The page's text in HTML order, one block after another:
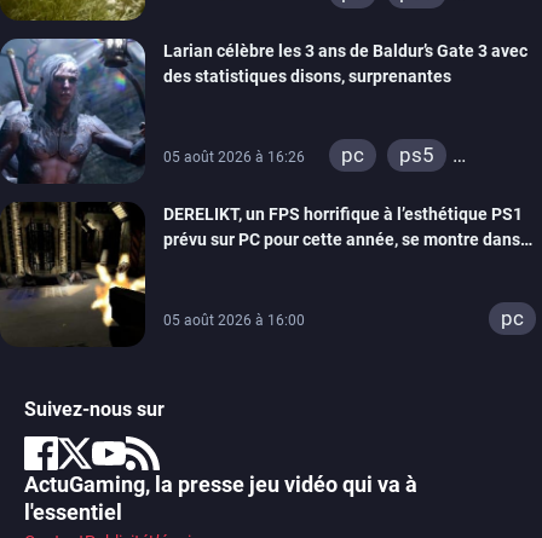
Larian célèbre les 3 ans de Baldur’s Gate 3 avec
des statistiques disons, surprenantes
05 août 2026 à 16:26 pc
ps5
DERELIKT, un FPS horrifique à l’esthétique PS1
prévu sur PC pour cette année, se montre dans
05 août 2026 à 16:00 pc
Suivez-nous sur
ActuGaming, la presse jeu vidéo qui va à
l'essentiel